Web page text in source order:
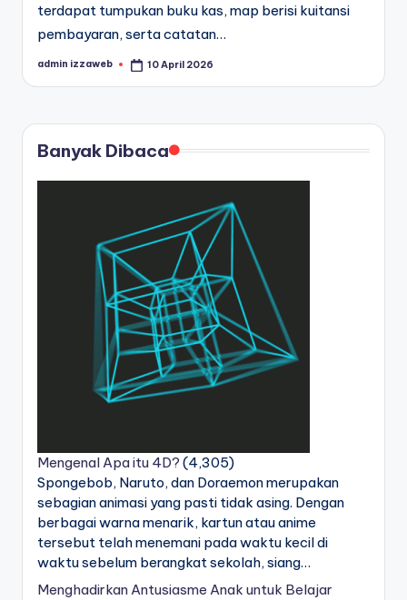
terdapat tumpukan buku kas, map berisi kuitansi
pembayaran, serta catatan…
Posted
admin izzaweb 10 April 2026
Banyak Dibaca
Mengenal Apa itu 4D? (4,305)
Spongebob, Naruto, dan Doraemon merupakan
sebagian animasi yang pasti tidak asing. Dengan
berbagai warna menarik, kartun atau anime
tersebut telah menemani pada waktu kecil di
waktu sebelum berangkat sekolah, siang…
Menghadirkan Antusiasme Anak untuk Belajar